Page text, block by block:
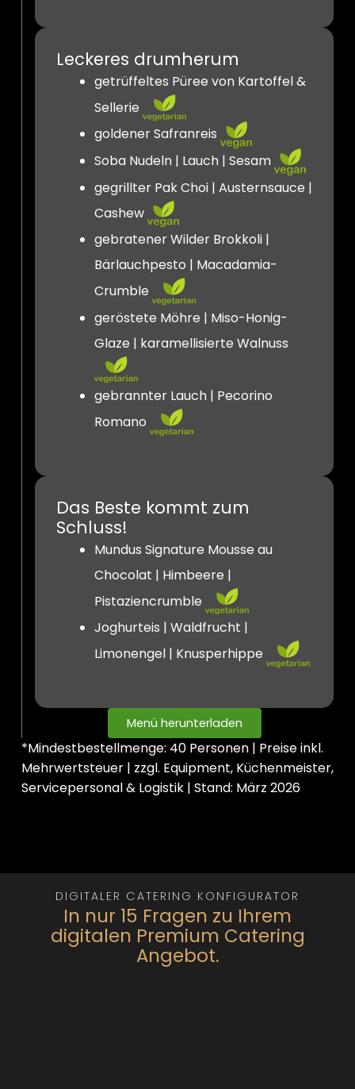
Leckeres drumherum
getrüffeltes Püree von Kartoffel &
Sellerie
goldener Safranreis
Soba Nudeln | Lauch | Sesam
gegrillter Pak Choi | Austernsauce |
Cashew
gebratener Wilder Brokkoli |
Bärlauchpesto | Macadamia-
Crumble
geröstete Möhre | Miso-Honig-
Glaze | karamellisierte Walnuss
gebrannter Lauch | Pecorino
Romano
Das Beste kommt zum
Schluss!
Mundus Signature Mousse au
Chocolat | Himbeere |
Pistaziencrumble
Joghurteis | Waldfrucht |
Limonengel | Knusperhippe
Menü herunterladen
*Mindestbestellmenge: 40 Personen | Preise inkl.
Mehrwertsteuer | zzgl. Equipment, Küchenmeister,
Servicepersonal & Logistik | Stand: März 2026
DIGITALER CATERING KONFIGURATOR
In nur 15 Fragen zu Ihrem
digitalen Premium Catering
Angebot.